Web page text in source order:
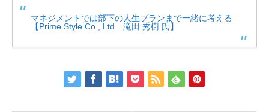
マネジメントでは部下の人生プランまで一緒に考える
【Prime Style Co., Ltd 滝田 秀樹 氏】